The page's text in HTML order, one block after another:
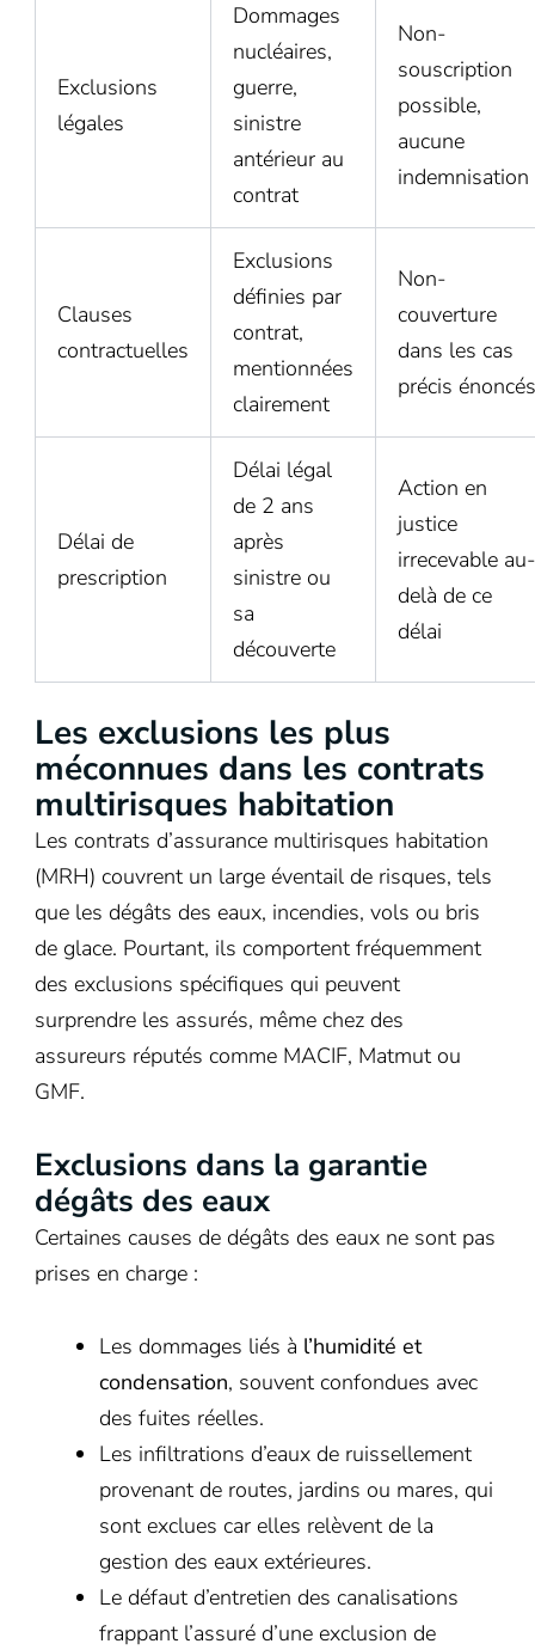
Exclusions
légales
Dommages
nucléaires,
guerre,
sinistre
antérieur au
contrat
Non-
souscription
possible,
aucune
indemnisation
Clauses
contractuelles
Exclusions
définies par
contrat,
mentionnées
clairement
Non-
couverture
dans les cas
précis énoncés
Délai de
prescription
Délai légal
de 2 ans
après
sinistre ou
sa
découverte
Action en
justice
irrecevable au-
delà de ce
délai
Les exclusions les plus
méconnues dans les contrats
multirisques habitation
Les contrats d’assurance multirisques habitation
(MRH) couvrent un large éventail de risques, tels
que les dégâts des eaux, incendies, vols ou bris
de glace. Pourtant, ils comportent fréquemment
des exclusions spécifiques qui peuvent
surprendre les assurés, même chez des
assureurs réputés comme MACIF, Matmut ou
GMF.
Exclusions dans la garantie
dégâts des eaux
Certaines causes de dégâts des eaux ne sont pas
prises en charge :
Les dommages liés à l’humidité et
condensation, souvent confondues avec
des fuites réelles.
Les infiltrations d’eaux de ruissellement
provenant de routes, jardins ou mares, qui
sont exclues car elles relèvent de la
gestion des eaux extérieures.
Le défaut d’entretien des canalisations
frappant l’assuré d’une exclusion de